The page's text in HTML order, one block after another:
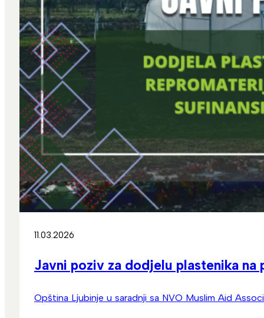
11.03.2026
Javni poziv za dodjelu plastenika
Opština Ljubinje u saradnji sa NVO Muslim Aid